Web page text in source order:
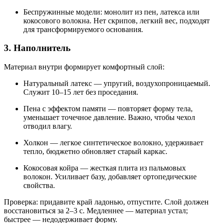
Беспружинные модели: монолит из пен, латекса или
кокосового волокна. Нет скрипов, легкий вес, подходят
для трансформируемого основания.
3. Наполнитель
Материал внутри формирует комфортный слой:
Натуральный латекс — упругий, воздухопроницаемый.
Служит 10–15 лет без проседания.
Пена с эффектом памяти — повторяет форму тела,
уменьшает точечное давление. Важно, чтобы чехол
отводил влагу.
Холкон — легкое синтетическое волокно, удерживает
тепло, бюджетно обновляет старый каркас.
Кокосовая койра — жесткая плита из пальмовых
волокон. Усиливает базу, добавляет ортопедические
свойства.
Проверка: придавите край ладонью, отпустите. Слой должен
восстановиться за 2–3 с. Медленнее — материал устал;
быстрее — недодерживает форму.